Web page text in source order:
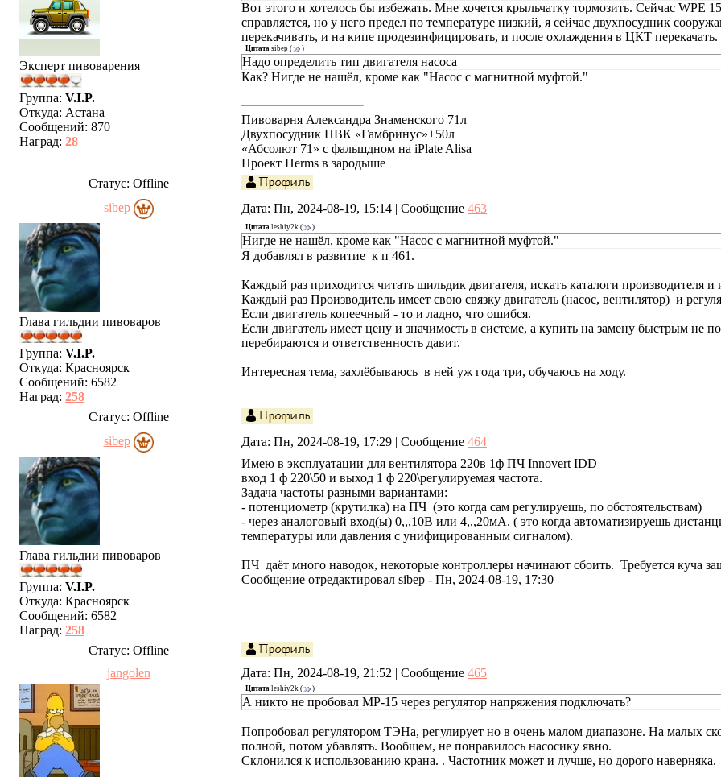
Эксперт пивоварения
Группа: V.I.P.
Откуда: Астана
Сообщений: 870
Наград: 28
Вот этого и хотелось бы избежать. Мне хочется крыльчатку тормозить. Сейчас WPE
справляется, но у него предел по температуре низкий, я сейчас двухпосудник
перекачивать, и на кипе продезинфицировать, и после охлаждения в ЦКТ перекачать.
Цитата sibep ( )
Надо определить тип двигателя насоса
Как? Нигде не нашёл, кроме как "Насос с магнитной муфтой."
Пивоварня Александра Знаменского 71л
Двухпосудник ПВК «Гамбринус»+50л
«Абсолют 71» с фальшдном на iPlate Alisa
Проект Herms в зародыше
Статус: Offline
sibep
Дата: Пн, 2024-08-19, 15:14 | Сообщение 463
Глава гильдии пивоваров
Группа: V.I.P.
Откуда: Красноярск
Сообщений: 6582
Наград: 258
Цитата leshiy2k ( )
Нигде не нашёл, кроме как "Насос с магнитной муфтой."
Я добавлял в развитие к п 461.
Каждый раз приходится читать шильдик двигателя, искать каталоги производителя
Каждый раз Производитель имеет свою связку двигатель (насос, вентилятор) и
Если двигатель копеечный - то и ладно, что ошибся.
Если двигатель имеет цену и значимость в системе, а купить на замену быстрым не
перебираются и ответственность давит.
Интересная тема, захлёбываюсь в ней уж года три, обучаюсь на ходу.
Статус: Offline
sibep
Дата: Пн, 2024-08-19, 17:29 | Сообщение 464
Глава гильдии пивоваров
Группа: V.I.P.
Откуда: Красноярск
Сообщений: 6582
Наград: 258
Имею в эксплуатации для вентилятора 220в 1ф ПЧ Innovert IDD
вход 1 ф 220\50 и выход 1 ф 220\регулируемая частота.
Задача частоты разными вариантами:
- потенциометр (крутилка) на ПЧ (это когда сам регулируешь, по обстоятельствам)
- через аналоговый вход(ы) 0,,,10В или 4,,,20мА. ( это когда автоматизируешь
температуры или давления с унифицированным сигналом).
ПЧ даёт много наводок, некоторые контроллеры начинают сбоить. Требуется куча
Сообщение отредактировал sibep - Пн, 2024-08-19, 17:30
Статус: Offline
jangolen
Дата: Пн, 2024-08-19, 21:52 | Сообщение 465
Цитата leshiy2k ( )
А никто не пробовал MP-15 через регулятор напряжения подключать?
Попробовал регулятором ТЭНа, регулирует но в очень малом диапазоне. На малых
полной, потом убавлять. Вообщем, не понравилось насосику явно.
Склонился к использованию крана. . Частотник может и лучше, но дорого наверняка.